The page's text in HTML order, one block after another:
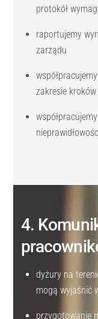
protokół
raportujemy
zarządu
zakresie
4.
dyżury na
mogą wyjaśnić
przygotowanie